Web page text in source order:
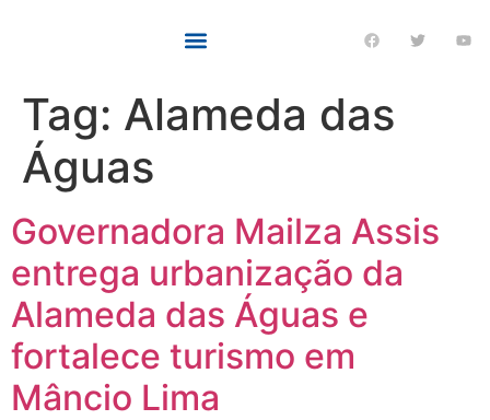
Tag: Alameda das
Águas
Governadora Mailza Assis
entrega urbanização da
Alameda das Águas e
fortalece turismo em
Mâncio Lima